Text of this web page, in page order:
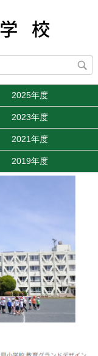
2025年度
2023年度
2021年度
2019年度